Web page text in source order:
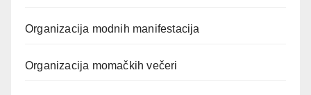
Organizacija modnih manifestacija
Organizacija momačkih večeri